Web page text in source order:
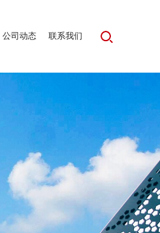
公司动态 联系我们